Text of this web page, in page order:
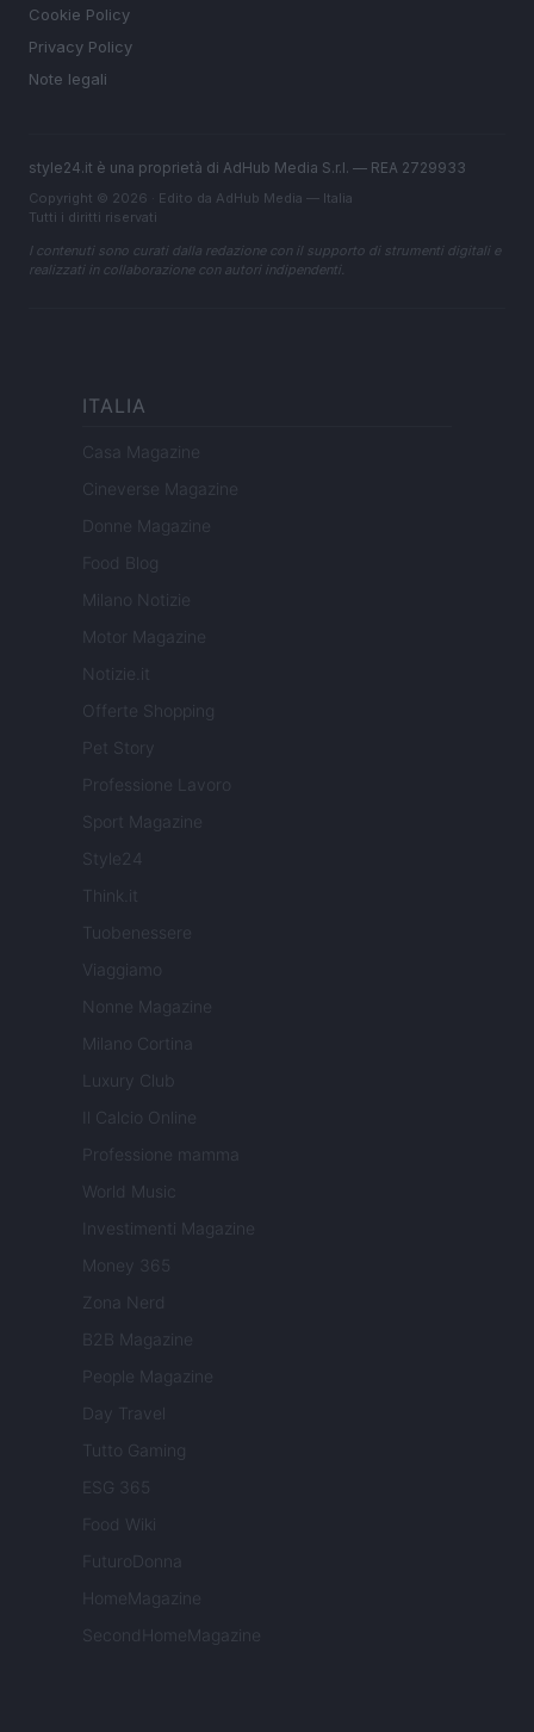
Cookie Policy
Privacy Policy
Note legali
style24.it è una proprietà di AdHub Media S.r.l. — REA 2729933
Copyright © 2026 · Edito da AdHub Media — Italia
Tutti i diritti riservati
I contenuti sono curati dalla redazione con il supporto di strumenti digitali e
realizzati in collaborazione con autori indipendenti.
ITALIA
Casa Magazine
Cineverse Magazine
Donne Magazine
Food Blog
Milano Notizie
Motor Magazine
Notizie.it
Offerte Shopping
Pet Story
Professione Lavoro
Sport Magazine
Style24
Think.it
Tuobenessere
Viaggiamo
Nonne Magazine
Milano Cortina
Luxury Club
Il Calcio Online
Professione mamma
World Music
Investimenti Magazine
Money 365
Zona Nerd
B2B Magazine
People Magazine
Day Travel
Tutto Gaming
ESG 365
Food Wiki
FuturoDonna
HomeMagazine
SecondHomeMagazine